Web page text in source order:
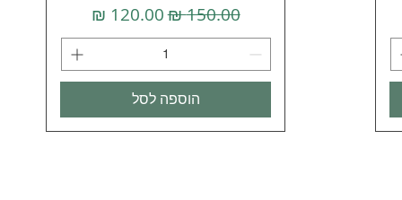
מחיר רגיל‏150.00 ‏₪ מחיר מבצע
הוספה לסל